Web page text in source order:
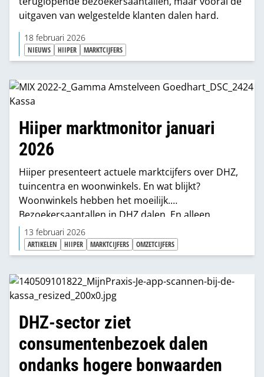
uitgaven van welgestelde klanten dalen hard.
18 februari 2026
NIEUWS HIIPER MARKTCIJFERS
Hiiper marktmonitor januari
2026
Hiiper presenteert actuele marktcijfers over DHZ,
tuincentra en woonwinkels. En wat blijkt?
Woonwinkels hebben het moeilijk.
Bezoekersaantallen in DHZ dalen. En alleen
Hornbach (2%) en Hubo (14%) zagen hun
gemiddelde kassabon stijgen.
13 februari 2026
ARTIKELEN HIIPER MARKTCIJFERS OMZETCIJFERS
DHZ-sector ziet
consumentenbezoek dalen
ondanks hogere bonwaarden